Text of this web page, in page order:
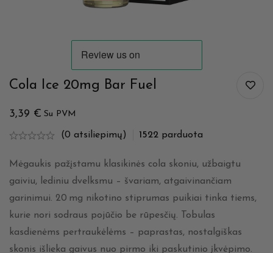
Cola Ice 20mg Bar Fuel
3,39 € Su PVM
(0 atsiliepimų) 1522 parduota
Mėgaukis pažįstamu klasikinės cola skoniu, užbaigtu
gaiviu, lediniu dvelksmu – švariam, atgaivinančiam
garinimui. 20 mg nikotino stiprumas puikiai tinka tiems,
kurie nori sodraus pojūčio be rūpesčių. Tobulas
kasdienėms pertraukėlėms – paprastas, nostalgiškas
skonis išlieka gaivus nuo pirmo iki paskutinio įkvėpimo.